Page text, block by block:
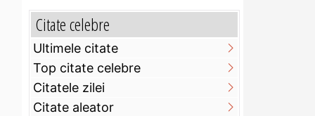
Citate celebre
Ultimele citate
Top citate celebre
Citatele zilei
Citate aleator